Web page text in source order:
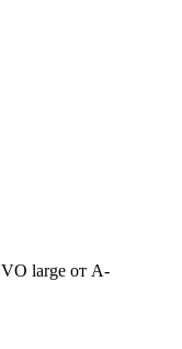
large от A-